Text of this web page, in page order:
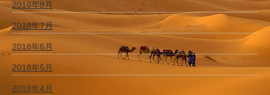
2018年8月
2018年7月
2018年6月
2018年5月
2018年4月